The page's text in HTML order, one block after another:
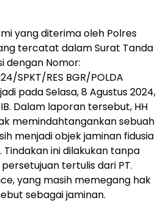
yang diterima oleh Polres
tercatat dalam Surat Tanda
dengan Nomor:
SPKT/RES BGR/POLDA
pada Selasa, 8 Agustus 2024,
Dalam laporan tersebut, HH
memindahtangankan sebuah
menjadi objek jaminan fidusia
ini dilakukan tanpa
tertulis dari PT.
yang masih memegang hak
sebagai jaminan.